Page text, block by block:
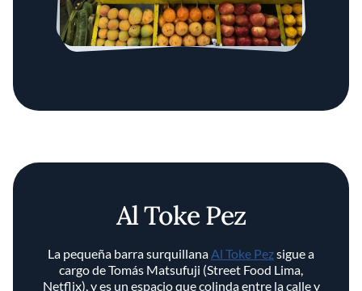
Al Toke Pez
La pequeña barra surquillanaAl Toke Pezsigue a
cargo de Tomás Matsufuji (Street Food Lima,
Netflix), y es un espacio que colinda entre la calle y